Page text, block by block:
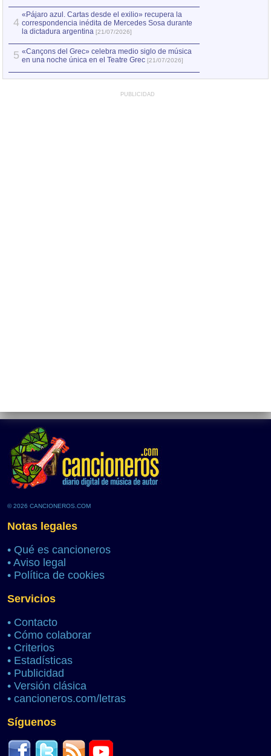
4
«Pájaro azul. Cartas desde el exilio» recupera la
correspondencia inédita de Mercedes Sosa durante
la dictadura argentina [21/07/2026]
5 «Cançons del Grec» celebra medio siglo de música
en una noche única en el Teatre Grec [21/07/2026]
PUBLICIDAD
© 2026 CANCIONEROS.COM
Notas legales
• Qué es cancioneros
• Aviso legal
• Política de cookies
Servicios
• Contacto
• Cómo colaborar
• Criterios
• Estadísticas
• Publicidad
• Versión clásica
• cancioneros.com/letras
Síguenos